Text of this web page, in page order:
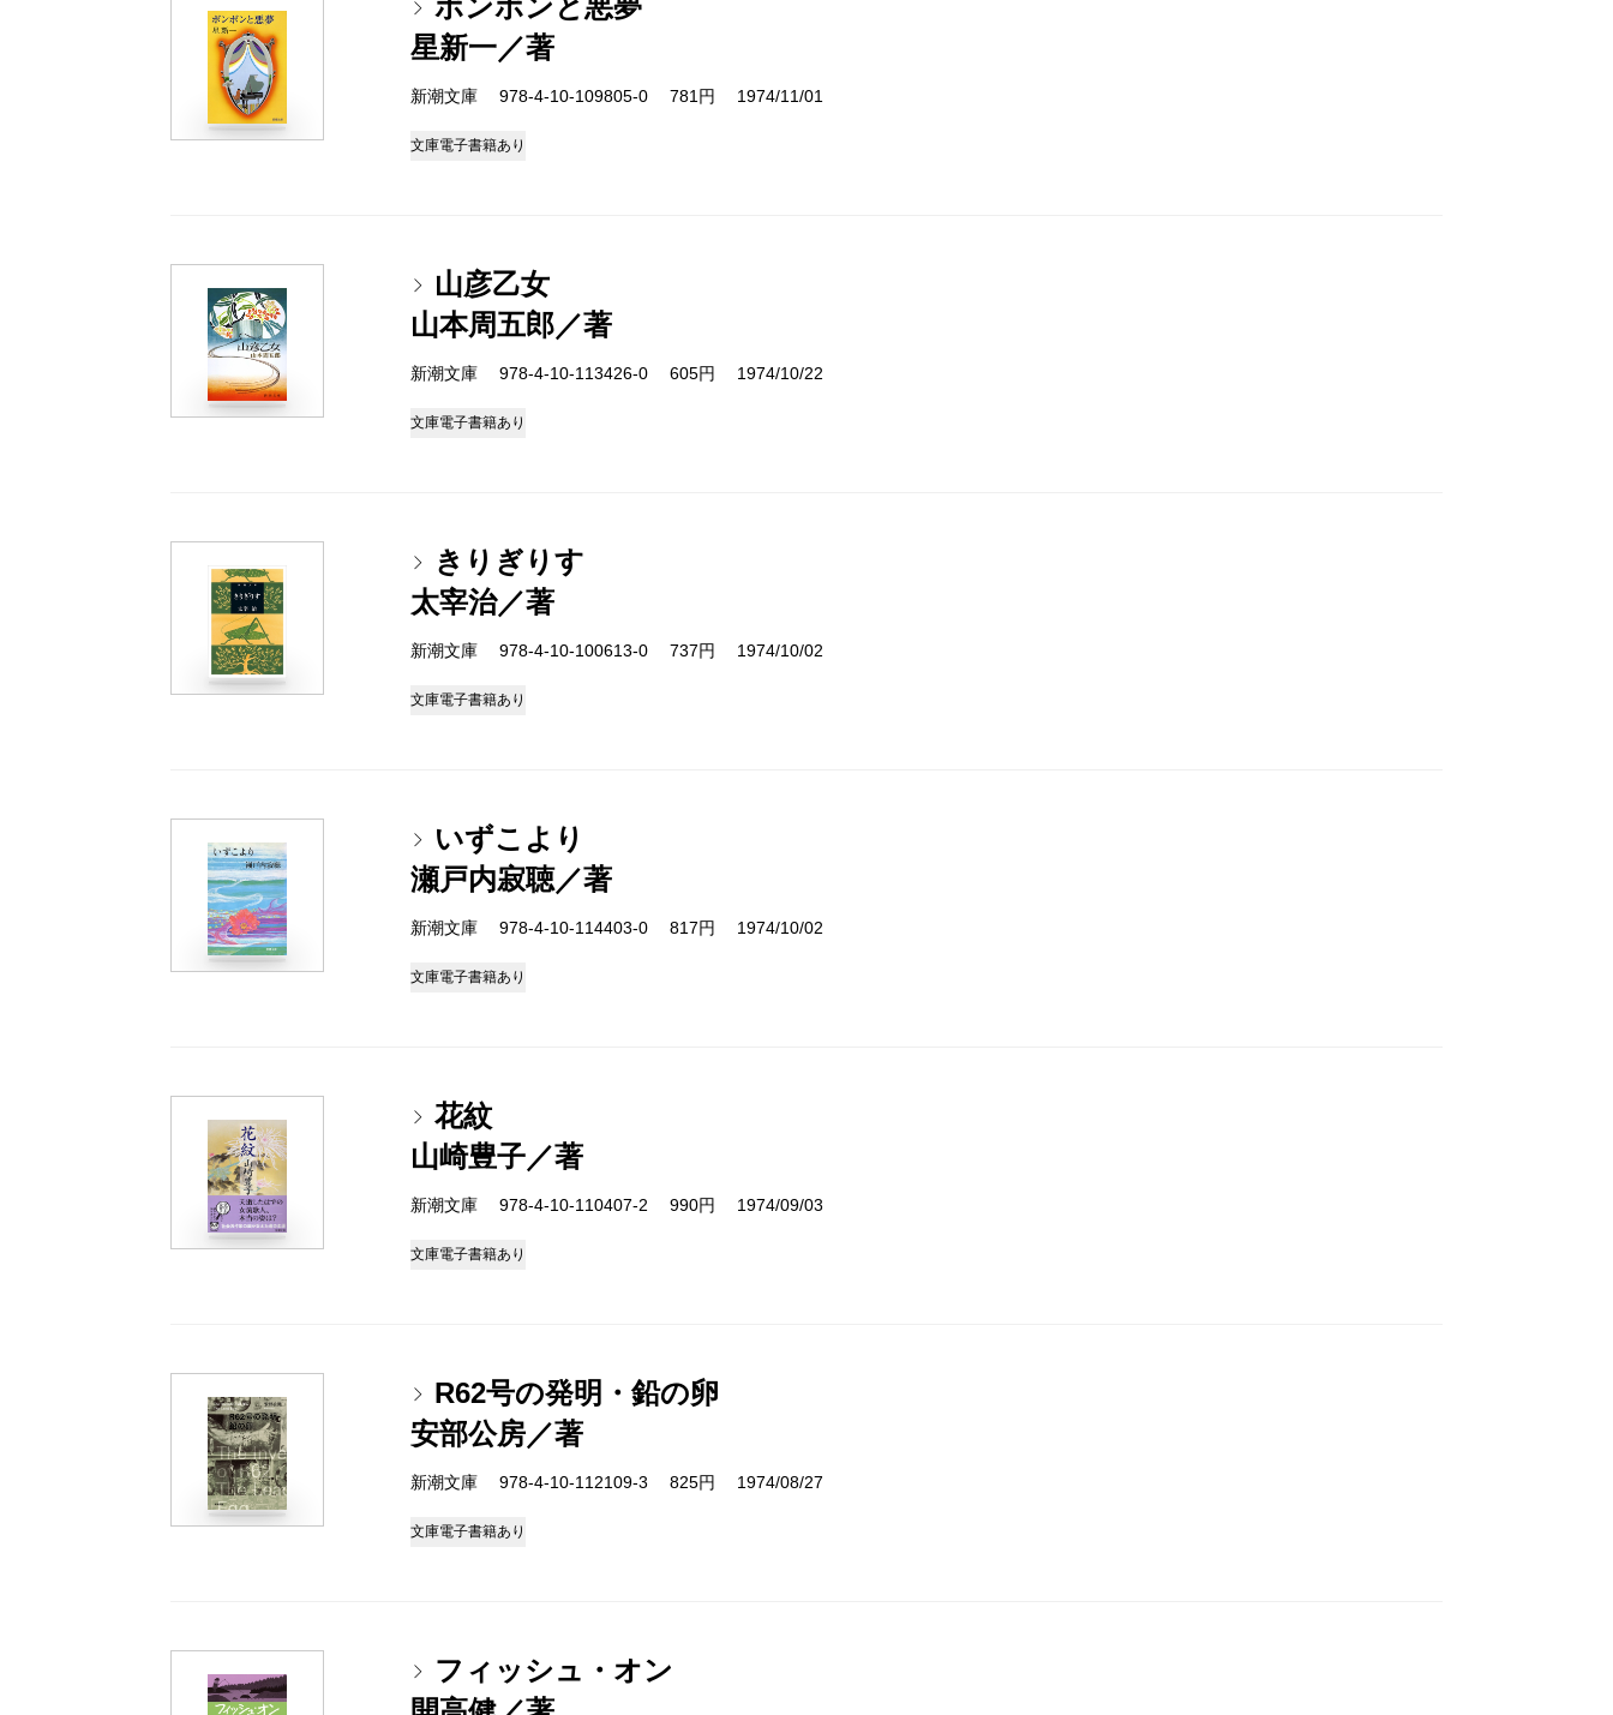
ボンボンと悪夢
星新一／著
新潮文庫 978-4-10-109805-0 781円 1974/11/01
文庫電子書籍あり
山彦乙女
山本周五郎／著
新潮文庫 978-4-10-113426-0 605円 1974/10/22
文庫電子書籍あり
きりぎりす
太宰治／著
新潮文庫 978-4-10-100613-0 737円 1974/10/02
文庫電子書籍あり
いずこより
瀬戸内寂聴／著
新潮文庫 978-4-10-114403-0 817円 1974/10/02
文庫電子書籍あり
花紋
山崎豊子／著
新潮文庫 978-4-10-110407-2 990円 1974/09/03
文庫電子書籍あり
R62号の発明・鉛の卵
安部公房／著
新潮文庫 978-4-10-112109-3 825円 1974/08/27
文庫電子書籍あり
フィッシュ・オン